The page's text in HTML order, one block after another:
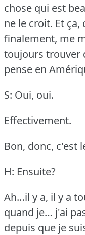
chose qui est
ne le croit. Et
finalement, me
toujours trouver
pense en
S: Oui, oui.
Effectivement.
Bon, donc, c'est
H: Ensuite?
Ah…il y a, il y a
quand je… j'ai
depuis que je